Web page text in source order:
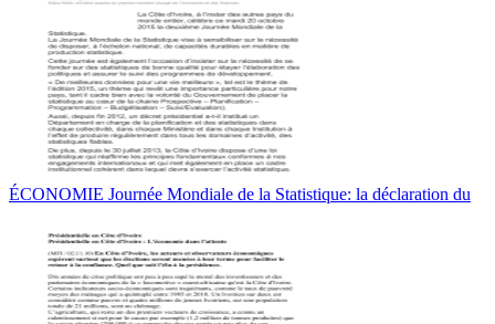
ÉCONOMIE Journée Mondiale de la Statistique: la déclaration du